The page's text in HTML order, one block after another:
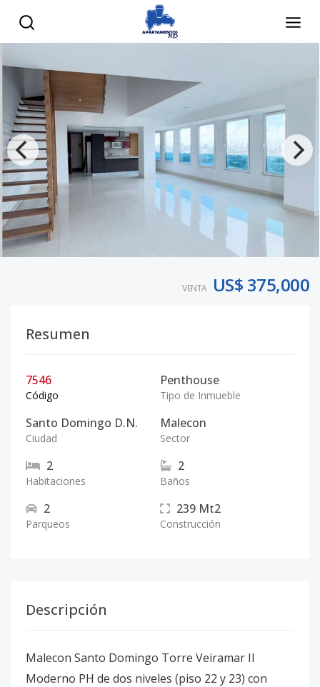
VENTA US$ 375,000
Resumen
7546
Código
Penthouse
Tipo de Inmueble
Santo Domingo D.N.
Ciudad
Malecon
Sector
2
Habitaciones
2
Baños
2
Parqueos
239 Mt2
Construcción
Descripción
Malecon Santo Domingo Torre Veiramar II
Moderno PH de dos niveles (piso 22 y 23) con